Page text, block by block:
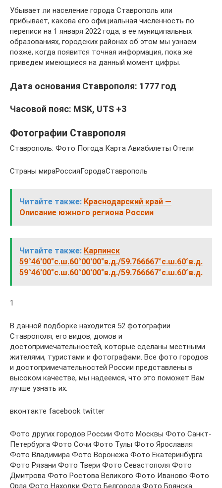
Убывает ли население города Ставрополь или
прибывает, какова его официальная численность по
переписи на 1 января 2022 года, в ее муниципальных
образованиях, городских районах об этом мы узнаем
позже, когда появится точная информация, пока же
приведем имеющиеся на данный момент цифры.
Дата основания Ставрополя: 1777 год
Часовой пояс: MSK, UTS +3
Фотографии Ставрополя
Ставрополь: Фото Погода Карта Авиабилеты Отели
Страны мираРоссияГородаСтаврополь
Читайте также: Краснодарский край —
Описание южного региона России
Читайте также: Карпинск
59°46′00″с.ш.60°00′00″в.д. / 59.766667°с.ш.60°в.д.
59°46′00″с.ш.60°00′00″в.д. / 59.766667°с.ш.60°в.д.
1
В данной подборке находится 52 фотографии
Ставрополя, его видов, домов и
достопримечательностей, которые сделаны местными
жителями, туристами и фотографами. Все фото городов
и достопримечательностей России представлены в
высоком качестве, мы надеемся, что это поможет Вам
лучше узнать их.
вконтакте facebook twitter
Фото других городов России Фото Москвы Фото Санкт-
Петербурга Фото Сочи Фото Тулы Фото Ярославля
Фото Владимира Фото Воронежа Фото Екатеринбурга
Фото Рязани Фото Твери Фото Севастополя Фото
Дмитрова Фото Ростова Великого Фото Иваново Фото
Орла Фото Находки Фото Белгорода Фото Брянска